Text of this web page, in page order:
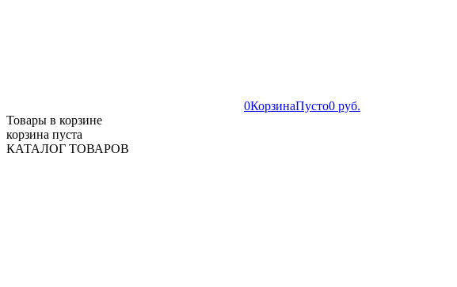
0КорзинаПусто0 руб.
Товары в корзине
корзина пуста
КАТАЛОГ ТОВАРОВ